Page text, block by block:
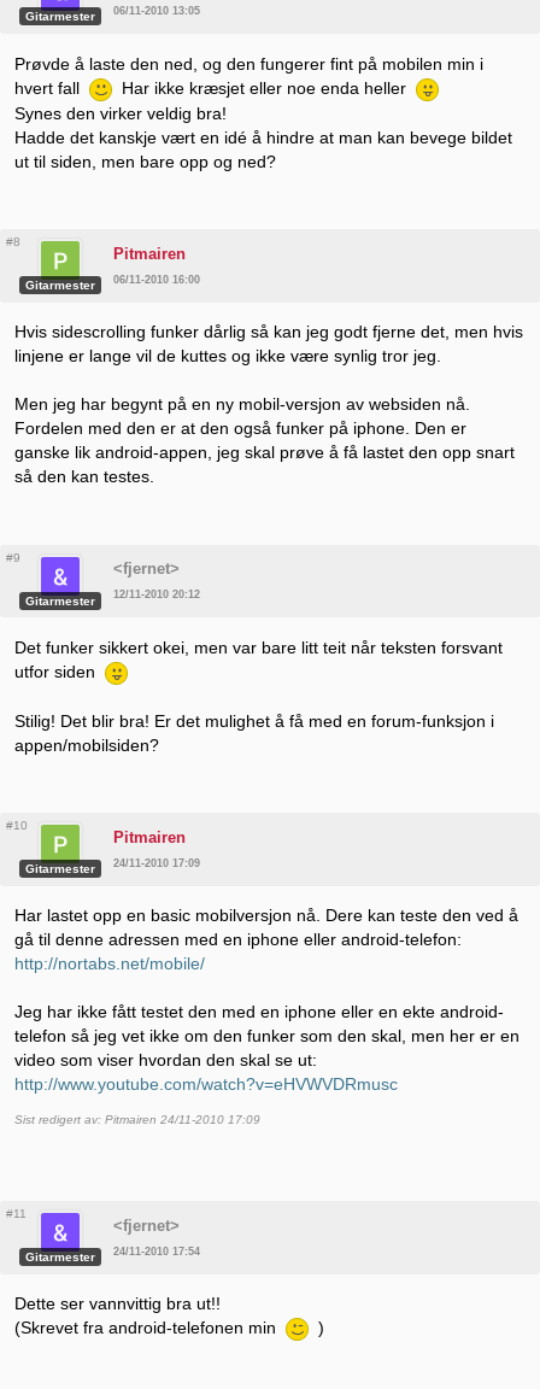
Gitarmester 06/11-2010 13:05
Prøvde å laste den ned, og den fungerer fint på mobilen min i
hvert fall
Har ikke kræsjet eller noe enda heller
Synes den virker veldig bra!
Hadde det kanskje vært en idé å hindre at man kan bevege bildet
ut til siden, men bare opp og ned?
#8
Gitarmester
Pitmairen
06/11-2010 16:00
Hvis sidescrolling funker dårlig så kan jeg godt fjerne det, men hvis
linjene er lange vil de kuttes og ikke være synlig tror jeg.
Men jeg har begynt på en ny mobil-versjon av websiden nå.
Fordelen med den er at den også funker på iphone. Den er
ganske lik android-appen, jeg skal prøve å få lastet den opp snart
så den kan testes.
#9
Gitarmester
<fjernet>
12/11-2010 20:12
Det funker sikkert okei, men var bare litt teit når teksten forsvant
utfor siden
Stilig! Det blir bra! Er det mulighet å få med en forum-funksjon i
appen/mobilsiden?
#10
Gitarmester
Pitmairen
24/11-2010 17:09
Har lastet opp en basic mobilversjon nå. Dere kan teste den ved å
gå til denne adressen med en iphone eller android-telefon:
http://nortabs.net/mobile/
Jeg har ikke fått testet den med en iphone eller en ekte android-
telefon så jeg vet ikke om den funker som den skal, men her er en
video som viser hvordan den skal se ut:
http://www.youtube.com/watch?v=eHVWVDRmusc
Sist redigert av: Pitmairen 24/11-2010 17:09
#11
Gitarmester
<fjernet>
24/11-2010 17:54
Dette ser vannvittig bra ut!!
(Skrevet fra android-telefonen min
)